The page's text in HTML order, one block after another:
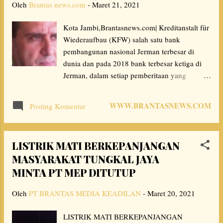
memberikan laporan tertulis perihal dugaan
kabupaten Lahat,” ujar Kordinator lapapangan
Aksi, Deka Mandala bersuara berteriak di
depan gedung KPK. “Dan kami juga sudah
memberikan bukti tambahan akan tetapi
sampai hari ini tidak ada respons dari KPK,
dalam menangani kasus ini,” tambahnya.
GEMAPELA menilai KPK tidak serius untuk
Oleh Brantas news.com - Maret 21, 2021
Kota Jambi,Brantasnews.com| Kreditanstalt für
Wiederaufbau (KFW) salah satu bank
pembangunan nasional Jerman terbesar di
dunia dan pada 2018 bank terbesar ketiga di
Jerman, dalam setiap pemberitaan yang
Kota Jambi hanyalah isapan jempol. Kota
Jambi mendapat berbagai bantuan dana hibah
Talang Gulo (KFW Jerman), Waste To Energy
(UNESCAP) dan Swerage System (ADB), serta
yang paling anyar bantuan UN Habitat untuk
Setelah sebelumnya dilakukan penanda
Agreement dan dokumen Separate Agreement.
Posting Komentar WWW.BRANTASNEWS.COM
LISTRIK MATI BERKEPANJANGAN
MASYARAKAT TUNGKAL JAYA
MINTA PT MEP DITUTUP
Oleh PT BRANTAS MEDIA KEADILAN - Maret 20, 2021
LISTRIK MATI BERKEPANJANGAN